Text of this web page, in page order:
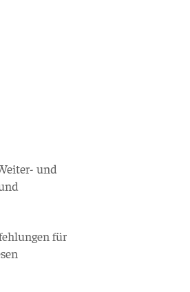
und
für